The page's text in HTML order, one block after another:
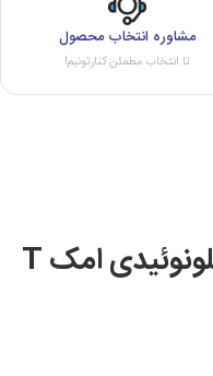
مشاوره انتخاب محصول
تا انتخاب مطمئن کنارتونیم!
معرفی دوزینگ پمپ سلونوئیدی امک T